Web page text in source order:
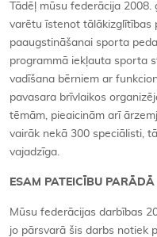
Tādēļ mūsu federācija 2008.
varētu īstenot tālākizglītības
paaugstināšanai sporta
programmā iekļauta sporta
vadīšana bērniem ar
pavasara brīvlaikos
tēmām, pieaicinām arī
vairāk nekā 300 speciālisti,
vajadzīga.
ESAM PATEICĪBU PARĀDĀ
Mūsu federācijas darbības
jo pārsvarā šis darbs notiek